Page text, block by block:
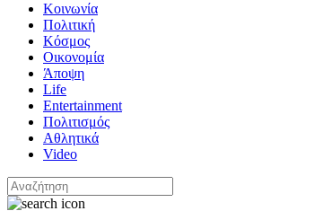
Κοινωνία
Πολιτική
Κόσμος
Οικονομία
Άποψη
Life
Entertainment
Πολιτισμός
Αθλητικά
Video